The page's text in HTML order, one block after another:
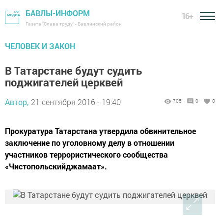
БАВЛЫ-ИНФОРМ
Газета "Слава труду" - Бавлинский район
16+
ЧЕЛОВЕК И ЗАКОН
В Татарстане будут судить
поджигателей церквей
Автор, 21 сентября 2016 - 19:40 705 0 0
Прокуратура Татарстана утвердила обвинительное
заключение по уголовному делу в отношении
участников террористического сообщества
«Чистопольскийджамаат».